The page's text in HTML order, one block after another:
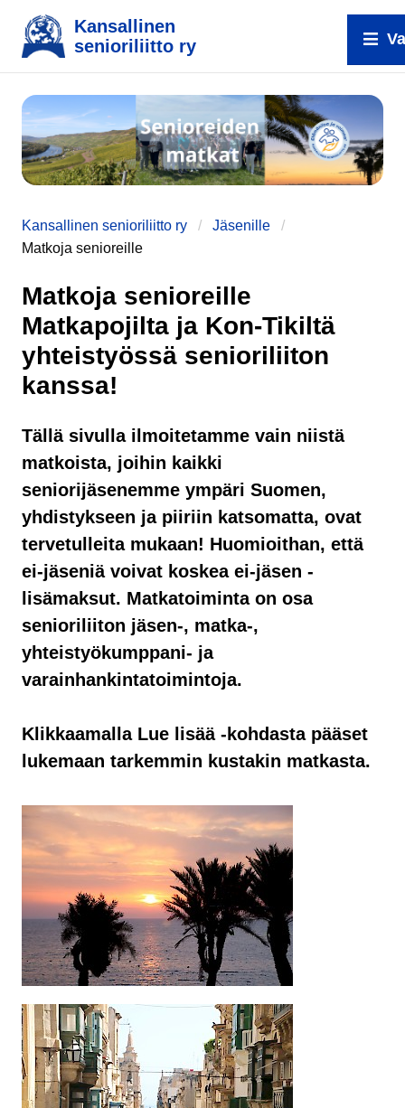
Kansallinen
senioriliitto ry
Kansallinen senioriliitto ry
Jäsenille
Matkoja senioreille
Matkoja senioreille
Matkapojilta ja Kon-Tikiltä
yhteistyössä senioriliiton
kanssa!
Tällä sivulla ilmoitetamme vain niistä
matkoista, joihin kaikki
seniorijäsenemme ympäri Suomen,
yhdistykseen ja piiriin katsomatta, ovat
tervetulleita mukaan! Huomioithan, että
ei-jäseniä voivat koskea ei-jäsen -
lisämaksut. Matkatoiminta on osa
senioriliiton jäsen-, matka-,
yhteistyökumppani- ja
varainhankintatoimintoja.
Klikkaamalla Lue lisää -kohdasta pääset
lukemaan tarkemmin kustakin matkasta.